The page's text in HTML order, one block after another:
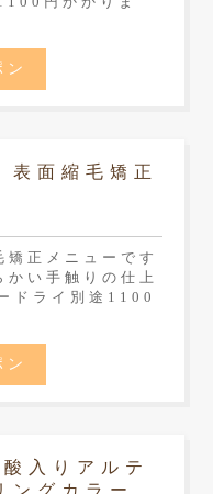
ン
表面縮毛矯正
正メニューです
い手触りの仕上
ドライ別途1100
ン
入りアルテ
ングカラー